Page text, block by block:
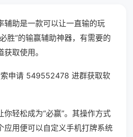
辅助是一款可以让一直输的玩
胜”的输赢辅助神器，有需要的
取使用。
申请 549552478 进群获取软
你轻松成为“必赢”。其操作方式
应用便可以自定义手机打牌系统